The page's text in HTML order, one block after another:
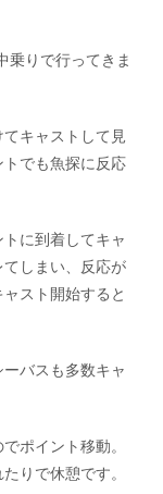
Blog
リンク集
乗りで行ってきま
キャストして見
でも魚探に反応
に到着してキャ
しまい、反応が
スト開始すると
バスも多数キャ
ポイント移動。
りで休憩です。